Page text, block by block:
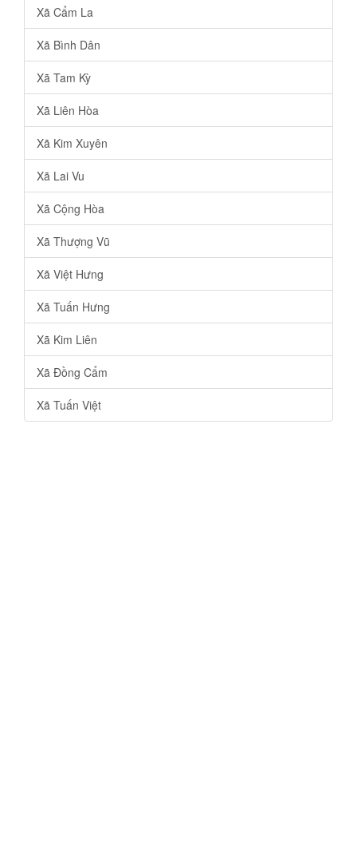
Xã Cẩm La
Xã Bình Dân
Xã Tam Kỳ
Xã Liên Hòa
Xã Kim Xuyên
Xã Lai Vu
Xã Cộng Hòa
Xã Thượng Vũ
Xã Việt Hưng
Xã Tuấn Hưng
Xã Kim Liên
Xã Đồng Cẩm
Xã Tuấn Việt